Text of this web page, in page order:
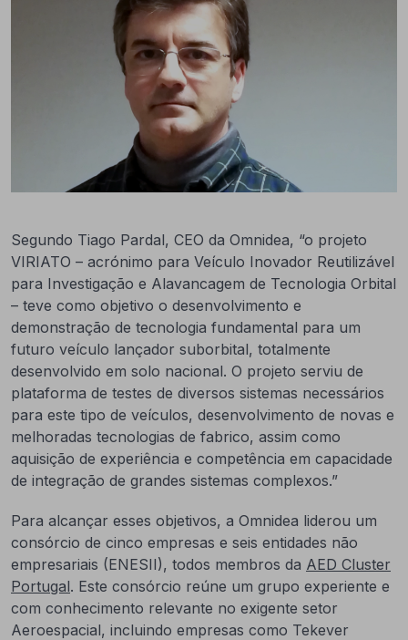
Segundo Tiago Pardal, CEO da Omnidea, “o projeto
VIRIATO – acrónimo para Veículo Inovador Reutilizável
para Investigação e Alavancagem de Tecnologia Orbital
– teve como objetivo o desenvolvimento e
demonstração de tecnologia fundamental para um
futuro veículo lançador suborbital, totalmente
desenvolvido em solo nacional. O projeto serviu de
plataforma de testes de diversos sistemas necessários
para este tipo de veículos, desenvolvimento de novas e
melhoradas tecnologias de fabrico, assim como
aquisição de experiência e competência em capacidade
de integração de grandes sistemas complexos.”
Para alcançar esses objetivos, a Omnidea liderou um
consórcio de cinco empresas e seis entidades não
empresariais (ENESII), todos membros da AED Cluster
Portugal. Este consórcio reúne um grupo experiente e
com conhecimento relevante no exigente setor
Aeroespacial, incluindo empresas como Tekever